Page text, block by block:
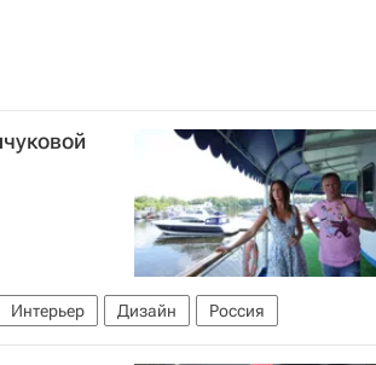
Интерьер Дизайн Россия